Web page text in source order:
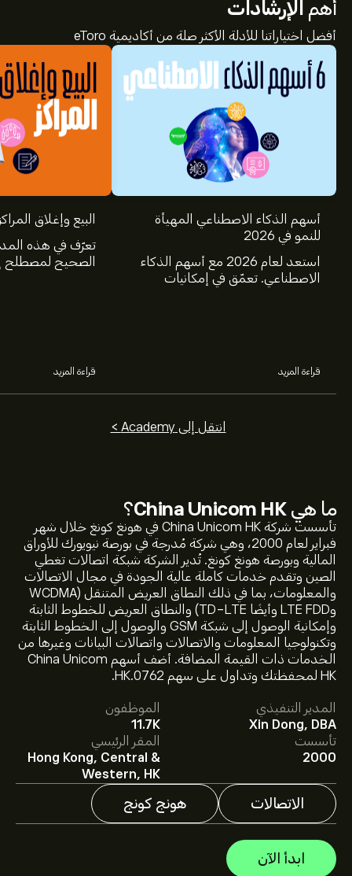
ما هيChina Unicom HK؟
تأسست شركة China Unicom HK في هونغ كونغ خلال شهر
فبراير لعام 2000، وهي شركة مُدرجة في بورصة نيويورك للأوراق
المالية وبورصة هونغ كونغ. تُدير الشركة شبكة اتصالات تغطي
الصين وتقدم خدمات كاملة عالية الجودة في مجال الاتصالات
والمعلومات، بما في ذلك النطاق العريض المتنقل (WCDMA
وLTE FDD وأيضًا TD-LTE) والنطاق العريض للخطوط الثابتة
وإمكانية الوصول إلى شبكة GSM والوصول إلى الخطوط الثابتة
وتكنولوجيا المعلومات والاتصالات واتصالات البيانات وغيرها من
الخدمات ذات القيمة المضافة. أضف أسهم China Unicom
HK لمحفظتك وتداول على سهم 0762.HK.
المدير التنفيذي
Xin Dong, DBA
الموظفون
11.7K
تأسست
2000
المقر الرئيسي
Hong Kong, Central &
Western, HK
الاتصالات هونج كونج
ابدأ الآن
أهم الإرشادات
أفضل اختياراتنا للأدلة الأكثر صلة من أكاديمية eToro
أسهم الذكاء الاصطناعي المهيأة
للنمو في 2026
استعد لعام 2026 مع أسهم الذكاء
الاصطناعي. تعمّق في إمكانيات
قراءة المزيد
البيع وإغلاق
تعرّف في هذه
الصحيح لمصطلح
قراءة المزيد
انتقل إلى Academy >
سعر 0762.HK الآن هو 6.3800‎$‎.
6.3800‎$‎. اشترك
في eToro لمعرفة التفاصيل حول توقعات
المحللين والأسعار المستهدفة للأسهم.
يقدم المحللون التوقعات لسهم China Unicom HK بناءً على
اتجاهات السوق، التقارير المالية، والنمو المتوقع. راقِب آخر
التوقعات لتحركات الأسعار المستقبلية.
القيمة السوقية لـ China Unicom HK هي 195.67B‎$‎ دولار